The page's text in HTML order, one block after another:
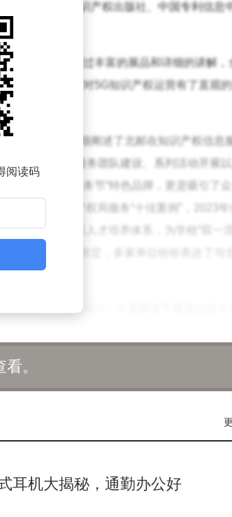
邮电大学、知识产权出版社、中国专利信息
这里，大家通过丰富的展品和详细的讲解，
节不仅让大家对5G知识产权运营有了直观
为焦点。她详细阐述了北邮在知识产权信息
略情报服务、服务团队建设、系列活动开展
识产权信息服务节”特色品牌，更是吸引了
获国家知识产权局服务“十佳案例”，2023
”高校知识产权人才培养体系，为学校“双一
员的一致高度肯定，多家单位纷纷表达了与
题展开了深入探讨。大家聚焦于建设过程中
机构的深入交流与合作，将为北京邮电
阅读码
。
耳机大揭秘，通勤办公好